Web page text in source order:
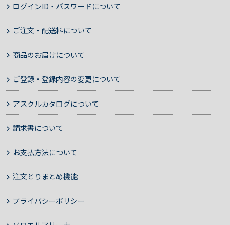
ログインID・パスワードについて
ご注文・配送料について
商品のお届けについて
ご登録・登録内容の変更について
アスクルカタログについて
請求書について
お支払方法について
注文とりまとめ機能
プライバシーポリシー